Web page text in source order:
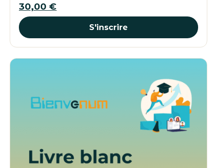
30,00 €
S'inscrire